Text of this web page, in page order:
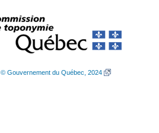
© Gouvernement du Québec, 2024